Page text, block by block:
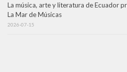
La música, arte y literatura de Ecuador
La Mar de Músicas
2026-07-15